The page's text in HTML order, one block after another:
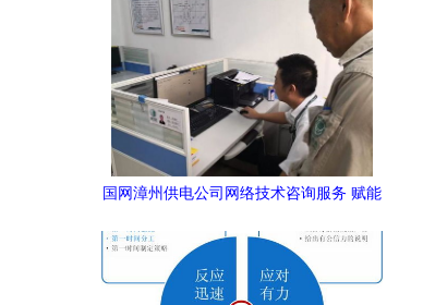
国网漳州供电公司网络技术咨询服务 赋能